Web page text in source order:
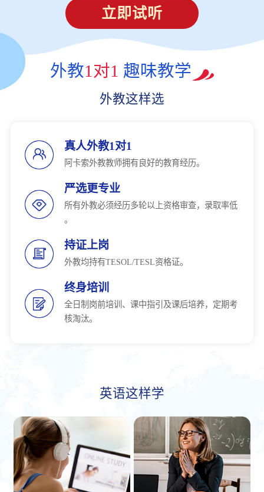
立即试听
外教1对1 趣味教学
外教这样选
真人外教1对1
阿卡索外教教师拥有良好的教育经历。
严选更专业
所有外教必须经历多轮以上资格审查，录取率低
。
持证上岗
外教均持有TESOL/TESL资格证。
终身培训
全日制岗前培训、课中指引及课后培养，定期考
核淘汰。
英语这样学